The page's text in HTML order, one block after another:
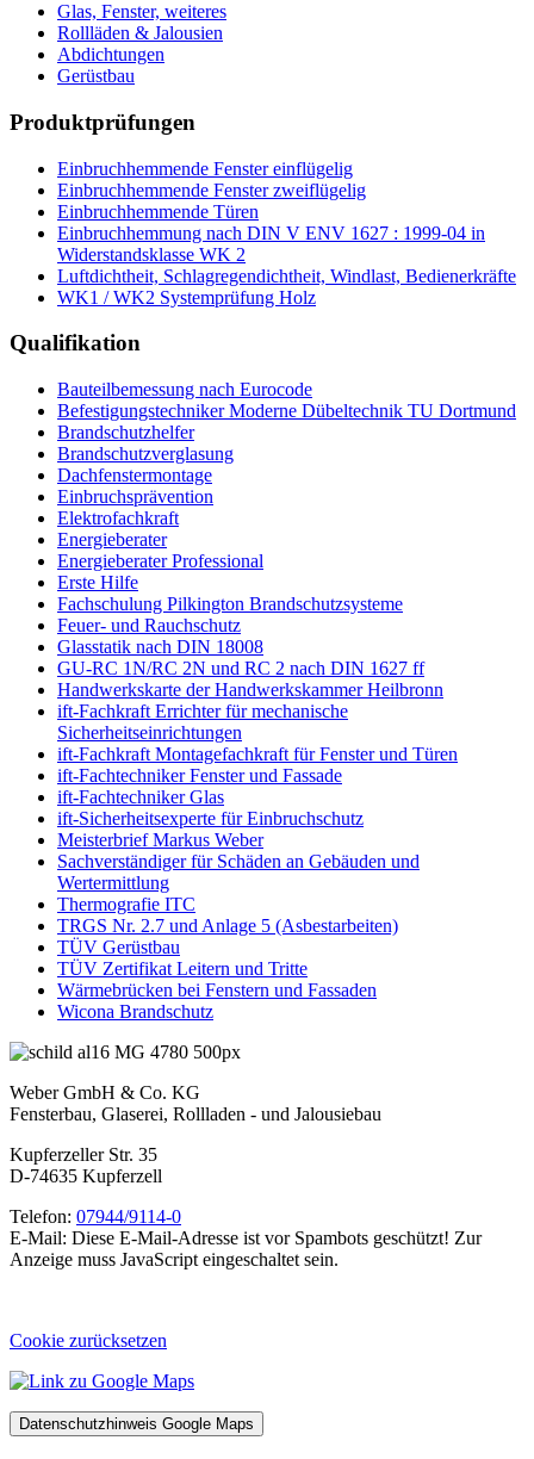
Glas, Fenster, weiteres
Rollläden & Jalousien
Abdichtungen
Gerüstbau
Produktprüfungen
Einbruchhemmende Fenster einflügelig
Einbruchhemmende Fenster zweiflügelig
Einbruchhemmende Türen
Einbruchhemmung nach DIN V ENV 1627 : 1999-04 in
Widerstandsklasse WK 2
Luftdichtheit, Schlagregendichtheit, Windlast, Bedienerkräfte
WK1 / WK2 Systemprüfung Holz
Qualifikation
Bauteilbemessung nach Eurocode
Befestigungstechniker Moderne Dübeltechnik TU Dortmund
Brandschutzhelfer
Brandschutzverglasung
Dachfenstermontage
Einbruchsprävention
Elektrofachkraft
Energieberater
Energieberater Professional
Erste Hilfe
Fachschulung Pilkington Brandschutzsysteme
Feuer- und Rauchschutz
Glasstatik nach DIN 18008
GU-RC 1N/RC 2N und RC 2 nach DIN 1627 ff
Handwerkskarte der Handwerkskammer Heilbronn
ift-Fachkraft Errichter für mechanische
Sicherheitseinrichtungen
ift-Fachkraft Montagefachkraft für Fenster und Türen
ift-Fachtechniker Fenster und Fassade
ift-Fachtechniker Glas
ift-Sicherheitsexperte für Einbruchschutz
Meisterbrief Markus Weber
Sachverständiger für Schäden an Gebäuden und
Wertermittlung
Thermografie ITC
TRGS Nr. 2.7 und Anlage 5 (Asbestarbeiten)
TÜV Gerüstbau
TÜV Zertifikat Leitern und Tritte
Wärmebrücken bei Fenstern und Fassaden
Wicona Brandschutz
Weber GmbH & Co. KG
Fensterbau, Glaserei, Rollladen - und Jalousiebau
Kupferzeller Str. 35
D-74635 Kupferzell
Telefon: 07944/9114-0
E-Mail: Diese E-Mail-Adresse ist vor Spambots geschützt! Zur
Anzeige muss JavaScript eingeschaltet sein.
Cookie zurücksetzen
Datenschutzhinweis Google Maps